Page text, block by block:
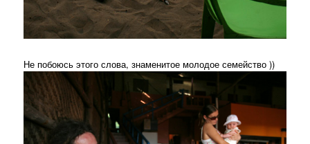
Не побоюсь этого слова, знаменитое молодое семейство ))